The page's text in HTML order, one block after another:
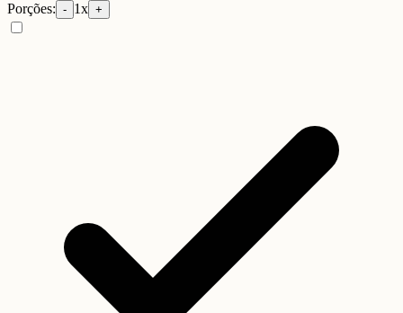
Porções: - 1x +